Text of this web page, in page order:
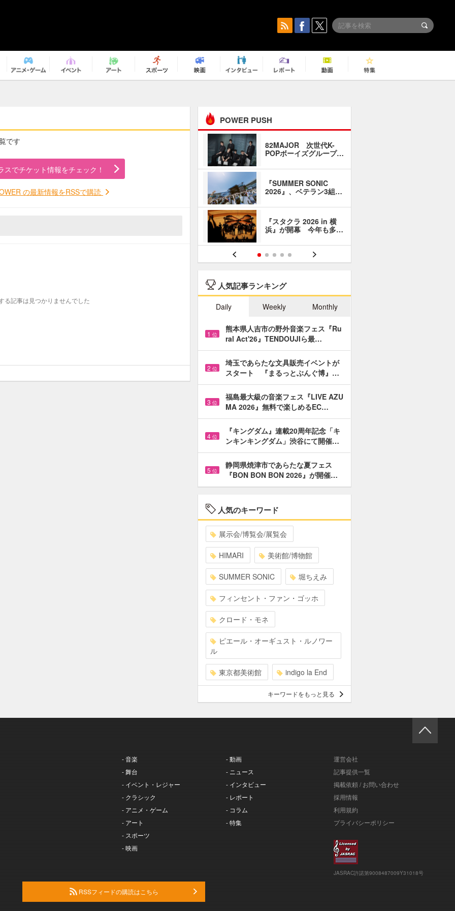
です
スでチケット情報をチェック！
の最新情報をRSSで購読
る記事は見つかりませんでした
POWER PUSH
82MAJOR 次世代K-
POPボーイズグループ…
『SUMMER SONIC
2026』、ベテラン3組…
『スタクラ 2026 in 横
浜』が開幕 今年も多…
人気記事ランキング
Daily Weekly Monthly
1 位
熊本県人吉市の野外音楽フェス『Ru
ral Act'26』TENDOUJIら最…
2 位
埼玉であらたな文具販売イベントが
スタート 『まるっとぶんぐ博』…
3 位
福島最大級の音楽フェス『LIVE AZU
MA 2026』無料で楽しめるEC…
4 位
『キングダム』連載20周年記念「キ
ンキンキングダム」渋谷にて開催…
5 位
静岡県焼津市であらたな夏フェス
『BON BON BON 2026』が開催…
人気のキーワード
展示会/博覧会/展覧会
HIMARI 美術館/博物館
SUMMER SONIC 堀ちえみ
フィンセント・ファン・ゴッホ
クロード・モネ
ピエール・オーギュスト・ルノワー
ル
東京都美術館 indigo la End
キーワードをもっと見る
- 音楽
- 舞台
- イベント・レジャー
- クラシック
- アニメ・ゲーム
- アート
- スポーツ
- 映画
- 動画
- ニュース
- インタビュー
- レポート
- コラム
- 特集
運営会社
記事提供一覧
掲載依頼 / お問い合わせ
採用情報
利用規約
プライバシーポリシー
JASRAC許諾第9008487009Y31018号
RSSフィードの購読はこちら